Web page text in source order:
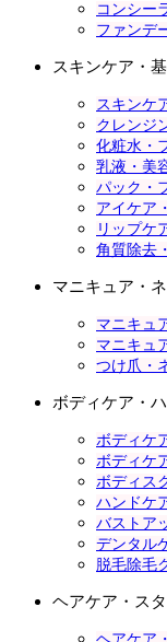
コンシー
ファンデ
スキンケア・
スキンケ
クレンジ
化粧水・
乳液・美
パック・
アイケア
リップケ
角質除去
マニキュア・
マニキュ
マニキュ
つけ爪・
ボディケア・
ボディケ
ボディケ
ボディス
ハンドケ
バストア
デンタル
脱毛除毛
ヘアケア・ス